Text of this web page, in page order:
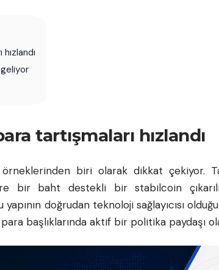
tartışmaları hızlandı
biri olarak dikkat çekiyor.
bir baht destekli bir stabilcoin
doğrudan teknoloji sağlayıcısı
başlıklarında aktif bir politika paydaşı